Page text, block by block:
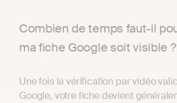
Combien de temps faut-il
ma fiche Google soit visible ?
Une fois la vérification par vidéo
Google, votre fiche devient